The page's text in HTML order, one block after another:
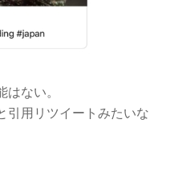
ない。
引用リツイートみたいな